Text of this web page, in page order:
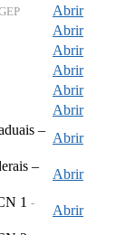
Abrir
Abrir
Abrir
Abrir
Abrir
Abrir
–
Abrir
–
Abrir
1 -
Abrir